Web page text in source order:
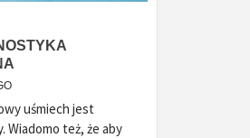
uśmiech jest
Wiadomo też, że aby